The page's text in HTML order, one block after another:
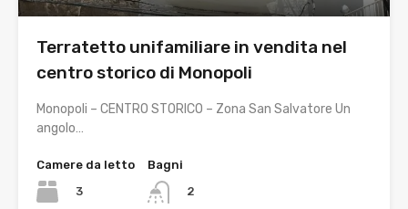
Terratetto unifamiliare in vendita nel
centro storico di Monopoli
Monopoli – CENTRO STORICO – Zona San Salvatore Un
angolo…
Camere da letto
3
Bagni
2